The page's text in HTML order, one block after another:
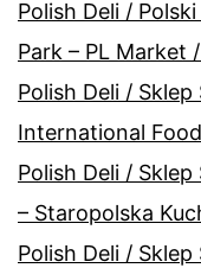
Polish Deli /
Park – PL Market
Polish Deli /
International
Polish Deli /
– Staropolska
Polish Deli /